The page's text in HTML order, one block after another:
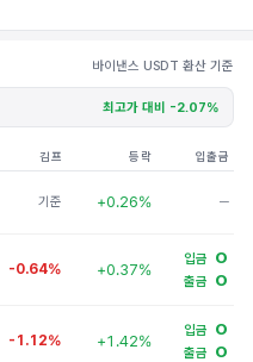
바이낸스 USDT 환산 기준
최고가 대비 -2.07%
김프 등락 입출금
기준 +0.26% ─
-0.64% +0.37%
입금 O
출금 O
-1.12% +1.42%
입금 O
출금 O